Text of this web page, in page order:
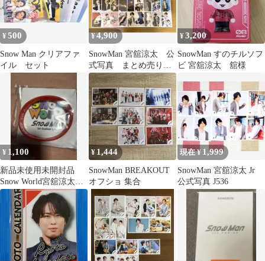
¥500
Snow Man クリアファ
イル セット
¥4,900
SnowMan 宮舘涼太 公
式写真 まとめ売り
36枚
¥3,200
SnowMan すのチルソフ
ビ 宮舘涼太 舘様
¥ 1,100
新品未使用未開封品
Snow World宮舘涼太さ
んラバーバンド
¥ 1,444
SnowMan BREAKOUT
オフショ 集合
現在 ¥ 1,999
SnowMan 宮舘涼太 Jr
公式写真 J536